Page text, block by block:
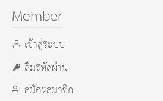
Member
เข้าสู่ระบบ
ลืมรหัสผ่าน
สมัครสมาชิก